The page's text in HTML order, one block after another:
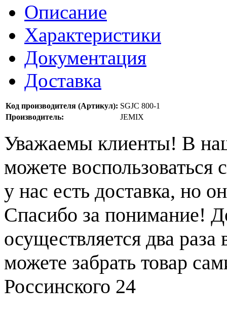
Описание
Характеристики
Документация
Доставка
Код производителя (Артикул): SGJC 800-1
Производитель:
JEMIX
Уважаемы клиенты! В
можете воспользоваться
у нас есть доставка, но
Спасибо за понимание!
осуществляется два
можете забрать товар
Россинского 24